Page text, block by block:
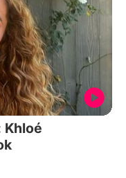
Khloé